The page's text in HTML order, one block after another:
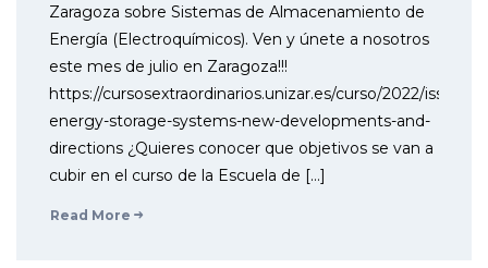
Zaragoza sobre Sistemas de Almacenamiento de
Energía (Electroquímicos). Ven y únete a nosotros
este mes de julio en Zaragoza!!!
https://cursosextraordinarios.unizar.es/curso/2022/iss-
energy-storage-systems-new-developments-and-
directions ¿Quieres conocer que objetivos se van a
cubir en el curso de la Escuela de […]
Read More